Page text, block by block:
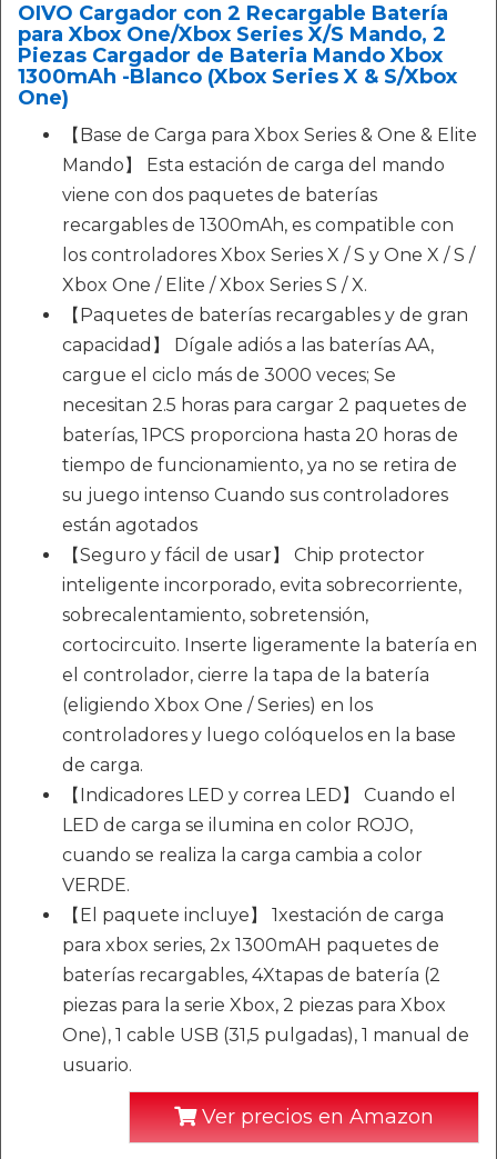
OIVO Cargador con 2 Recargable Batería
para Xbox One/Xbox Series X/S Mando, 2
Piezas Cargador de Bateria Mando Xbox
1300mAh -Blanco (Xbox Series X & S/Xbox
One)
【Base de Carga para Xbox Series & One & Elite
Mando】 Esta estación de carga del mando
viene con dos paquetes de baterías
recargables de 1300mAh, es compatible con
los controladores Xbox Series X / S y One X / S /
Xbox One / Elite / Xbox Series S / X.
【Paquetes de baterías recargables y de gran
capacidad】 Dígale adiós a las baterías AA,
cargue el ciclo más de 3000 veces; Se
necesitan 2.5 horas para cargar 2 paquetes de
baterías, 1PCS proporciona hasta 20 horas de
tiempo de funcionamiento, ya no se retira de
su juego intenso Cuando sus controladores
están agotados
【Seguro y fácil de usar】 Chip protector
inteligente incorporado, evita sobrecorriente,
sobrecalentamiento, sobretensión,
cortocircuito. Inserte ligeramente la batería en
el controlador, cierre la tapa de la batería
(eligiendo Xbox One / Series) en los
controladores y luego colóquelos en la base
de carga.
【Indicadores LED y correa LED】 Cuando el
LED de carga se ilumina en color ROJO,
cuando se realiza la carga cambia a color
VERDE.
【El paquete incluye】 1xestación de carga
para xbox series, 2x 1300mAH paquetes de
baterías recargables, 4Xtapas de batería (2
piezas para la serie Xbox, 2 piezas para Xbox
One), 1 cable USB (31,5 pulgadas), 1 manual de
usuario.
Ver precios en Amazon